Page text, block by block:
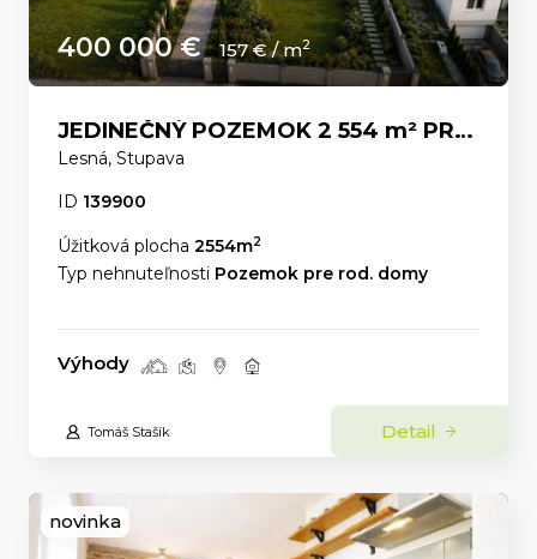
400 000 € 157 € / m2
JEDINEČNÝ POZEMOK 2 554 m² PRE LUXUSNÉ RODINNÉ SÍDLO POD LESOM – Stupava ul.Lesná
Lesná, Stupava
ID 139900
Úžitková plocha 2554m2
Typ nehnuteľnosti Pozemok pre rod. domy
Výhody
Tomáš Stašík Detail
novinka